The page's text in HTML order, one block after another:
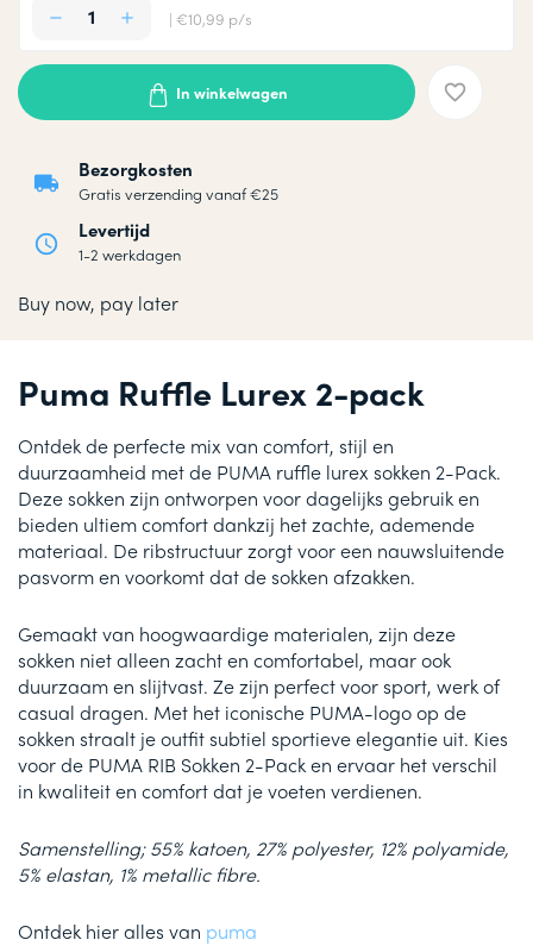
| €10,99 p/s
Bezorgkosten
Gratis verzending vanaf €25
Levertijd
1-2 werkdagen
In winkelwagen
Buy now, pay later
Puma Ruffle Lurex 2-pack
Ontdek de perfecte mix van comfort, stijl en
duurzaamheid met de PUMA ruffle lurex sokken 2-Pack.
Deze sokken zijn ontworpen voor dagelijks gebruik en
bieden ultiem comfort dankzij het zachte, ademende
materiaal. De ribstructuur zorgt voor een nauwsluitende
pasvorm en voorkomt dat de sokken afzakken.
Gemaakt van hoogwaardige materialen, zijn deze
sokken niet alleen zacht en comfortabel, maar ook
duurzaam en slijtvast. Ze zijn perfect voor sport, werk of
casual dragen. Met het iconische PUMA-logo op de
sokken straalt je outfit subtiel sportieve elegantie uit. Kies
voor de PUMA RIB Sokken 2-Pack en ervaar het verschil
in kwaliteit en comfort dat je voeten verdienen.
Samenstelling; 55% katoen, 27% polyester, 12% polyamide,
5% elastan, 1% metallic fibre.
Ontdek hier alles van puma